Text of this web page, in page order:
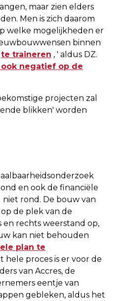
maar zien elders
Men is zich daarom
welke mogelijkheden er
binnen
te traineren , ' aldus DZ.
negatief op de
projecten zal
blikken' worden
en ook de financiële
rond. De bouw van
de plek van de
rechts weerstand op,
kan niet behouden
plan te
hele proces is er voor de
van Accres, de
eentje van
gebleken, aldus het